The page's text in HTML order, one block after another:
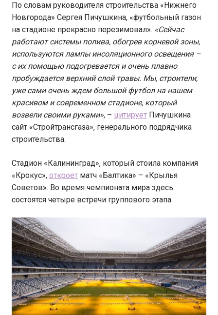
По словам руководителя строительства «Нижнего
Новгорода» Сергея Пичушкина, «футбольный газон
на стадионе прекрасно перезимовал». «Сейчас
работают системы полива, обогрев корневой зоны,
используются лампы инсоляционного освещения –
с их помощью подогревается и очень плавно
пробуждается верхний слой травы. Мы, строители,
уже сами очень ждем большой футбол на нашем
красивом и современном стадионе, который
возвели своими руками», – цитирует Пичушкина
сайт «Стройтрансгаза», генерального подрядчика
строительства.
Стадион «Калининград», который стоила компания
«Крокус», откроет матч «Балтика» – «Крылья
Советов». Во время чемпионата мира здесь
состоятся четыре встречи группового этапа.